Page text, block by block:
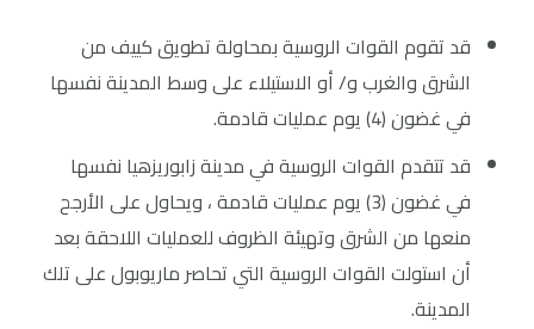
قد تقوم القوات الروسية بمحاولة تطويق كييف من
الشرق والغرب و/ أو الاستيلاء على وسط المدينة نفسها
في غضون (4) يوم عمليات قادمة.
قد تتقدم القوات الروسية في مدينة زابوريزهيا نفسها
في غضون (3) يوم عمليات قادمة ، ويحاول على الأرجح
منعها من الشرق وتهيئة الظروف للعمليات اللاحقة بعد
أن استولت القوات الروسية التي تحاصر ماريوبول على تلك
المدينة.